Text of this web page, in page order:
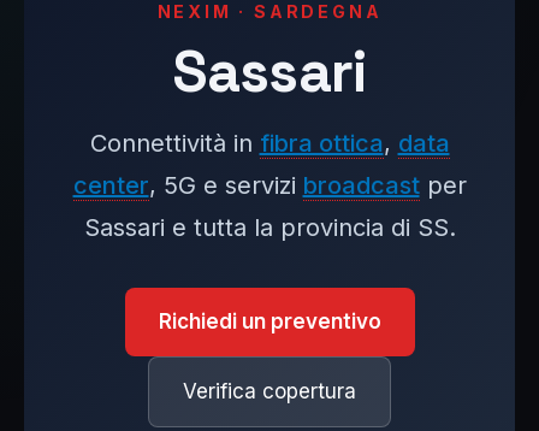
NEXIM · SARDEGNA
Sassari
Connettività in fibra ottica, data
center, 5G e servizi broadcastper
Sassari e tutta la provincia di SS.
Richiedi un preventivo
Verifica copertura